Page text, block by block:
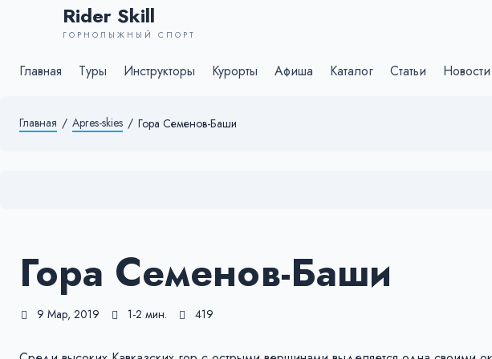
Rider Skill
ГОРНОЛЫЖНЫЙ СПОРТ
Главная Туры Инструкторы Курорты Афиша Каталог Статьи Новости
Главная / Apres-skies / Гора Семенов-Баши
Гора Семенов-Баши
9 Мар, 2019 1-2 мин. 419